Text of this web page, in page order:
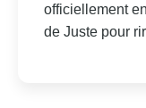
officiellement
de Juste pour